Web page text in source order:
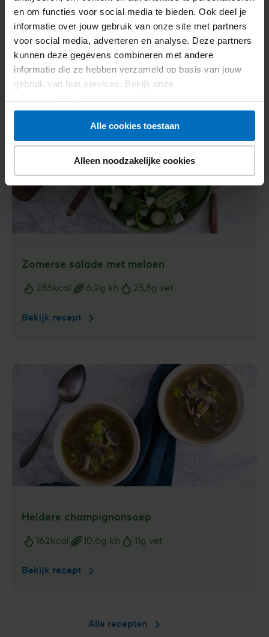
en om functies voor social media te bieden. Ook deel je
informatie over jouw gebruik van onze site met partners
voor social media, adverteren en analyse. Deze partners
kunnen deze gegevens combineren met andere
informatie die ze hebben verzameld op basis van jouw
gebruik van hun services. Bekijk onze
Alle cookies toestaan
Alleen noodzakelijke cookies
Salade met komkom­mer en kikker­erwten
Voedingswaarden
422 kcal g kh g vet
Bekijk recept
Salade
mer
en
Zomerse salade met meloen
286kcal 6,2g kh 25,8g vet
Bekijk recept Zomerse
Heldere champig­nonsoep
162kcal 10,6g kh 11g vet
Bekijk recept Heldere
Alle recepten